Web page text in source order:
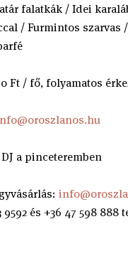
/ Idei karalábé
/ Furmintos szarvas
Ft / fő, folyamatos
nfo@oroszlanos.hu
a pinceteremben
9592 és +36 47 598